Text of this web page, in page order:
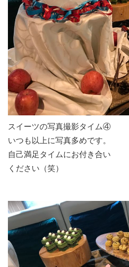
スイーツの写真撮影タイム④
いつも以上に写真多めです。
自己満足タイムにお付き合い
ください（笑）